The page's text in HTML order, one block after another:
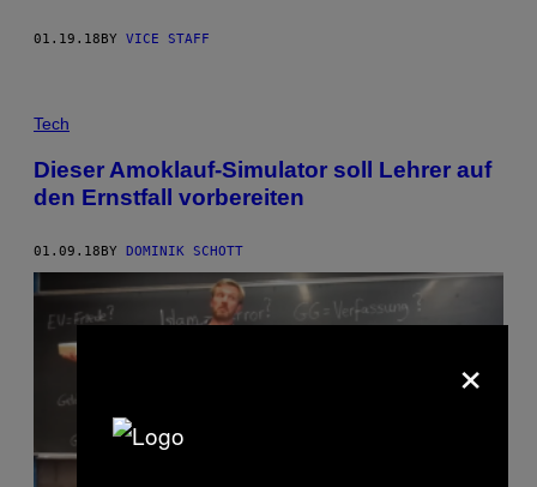
01.19.18 BY VICE STAFF
Tech
Dieser Amoklauf-Simulator soll Lehrer auf
den Ernstfall vorbereiten
01.09.18BY DOMINIK SCHOTT
×